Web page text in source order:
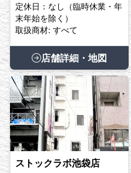
定休日：なし（臨時休業・年
末年始を除く）
取扱商材: すべて
店舗詳細・地図
ストックラボ池袋店